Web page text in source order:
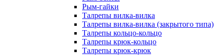
Рым-гайки
Талрепы вилка-вилка
Талрепы вилка-вилка (закрытого типа)
Талрепы кольцо-кольцо
Талрепы крюк-кольцо
Талрепы крюк-крюк